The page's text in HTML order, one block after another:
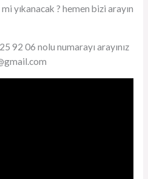
yıkanacak ? hemen bizi arayın
92 06 nolu numarayı arayınız